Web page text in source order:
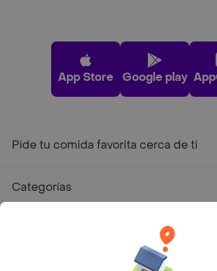
App Store Google play
Pide tu comida favorita cerca de ti
Categorías